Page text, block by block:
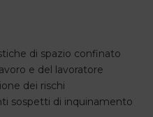
di spazio confinato
e del lavoratore
dei rischi
sospetti di inquinamento